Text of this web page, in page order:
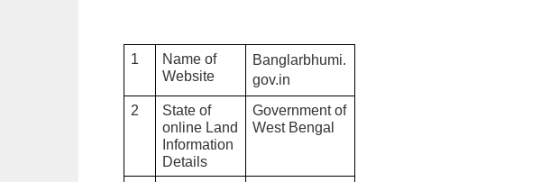
1
Name of
Website
Banglarbhumi.
gov.in
2
State of
online Land
Information
Details
Government of
West Bengal